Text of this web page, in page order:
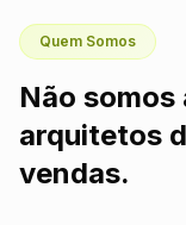
Quem Somos
Não somos
arquitetos
vendas.